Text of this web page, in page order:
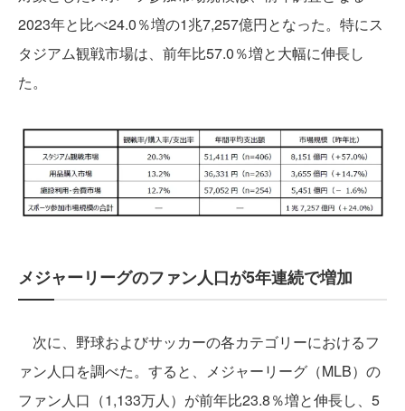
2023年と比べ24.0％増の1兆7,257億円となった。特にス
タジアム観戦市場は、前年比57.0％増と大幅に伸長し
た。
メジャーリーグのファン人口が5年連続で増加
次に、野球およびサッカーの各カテゴリーにおけるフ
ァン人口を調べた。すると、メジャーリーグ（MLB）の
ファン人口（1,133万人）が前年比23.8％増と伸長し、5